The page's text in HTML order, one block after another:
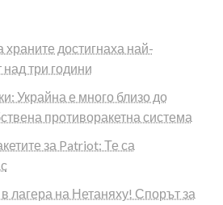
достигнаха най-
над три години
Украйна е много близо до
противоракетна система
за Patriot: Те са
лагера на Нетаняху! Спорът за